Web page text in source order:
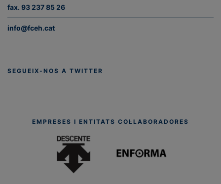
fax. 93 237 85 26
info@fceh.cat
SEGUEIX-NOS A TWITTER
EMPRESES I ENTITATS COL·LABORADORES